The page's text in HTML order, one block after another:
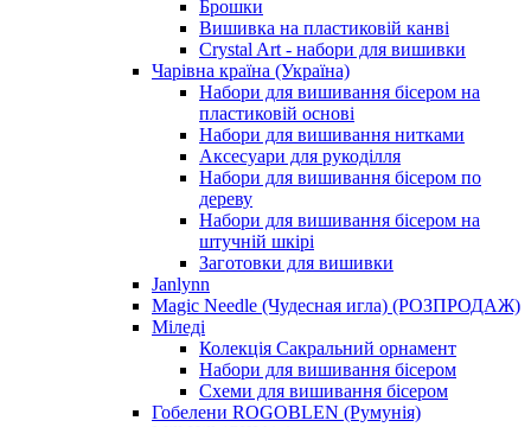
Брошки
Вишивка на пластиковій канві
Crystal Art - набори для вишивки
Чарівна країна (Україна)
Набори для вишивання бісером на
пластиковій основі
Набори для вишивання нитками
Аксесуари для рукоділля
Набори для вишивання бісером по
дереву
Набори для вишивання бісером на
штучній шкірі
Заготовки для вишивки
Janlynn
Magic Needle (Чудесная игла) (РОЗПРОДАЖ)
Міледі
Колекція Сакральний орнамент
Набори для вишивання бісером
Схеми для вишивання бісером
Гобелени ROGOBLEN (Румунія)